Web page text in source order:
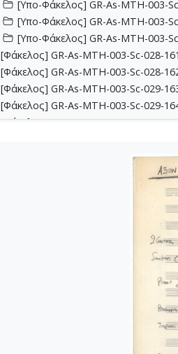
[Υπο-Φάκελος] GR-As-MTH-003-
[Υπο-Φάκελος] GR-As-MTH-003-
[Υπο-Φάκελος] GR-As-MTH-003-
[Φάκελος] GR-As-MTH-003-Sc-028-
[Φάκελος] GR-As-MTH-003-Sc-028-
[Φάκελος] GR-As-MTH-003-Sc-029-
[Φάκελος] GR-As-MTH-003-Sc-029-
[Φάκελος] GR-As-MTH-003-Sc-029-
[Φάκελος] GR-As-MTH-003-Sc-029-
[Φάκελος] GR-As-MTH-003-Sc-029-
[Φάκελος] GR-As-MTH-003-Sc-029-
[Φάκελος] GR-As-MTH-003-Sc-029-
[Φάκελος] GR-As-MTH-003-Sc-029-
[Φάκελος] GR-As-MTH-003-Sc-029-
[Φάκελος] GR-As-MTH-003-Sc-029-
[Φάκελος] GR-As-MTH-003-Sc-030-
[Φάκελος] GR-As-MTH-003-Sc-030-
[Φάκελος] GR-As-MTH-003-Sc-030-
[Φάκελος] GR-As-MTH-003-Sc-030-
[Φάκελος] GR-As-MTH-003-Sc-030-